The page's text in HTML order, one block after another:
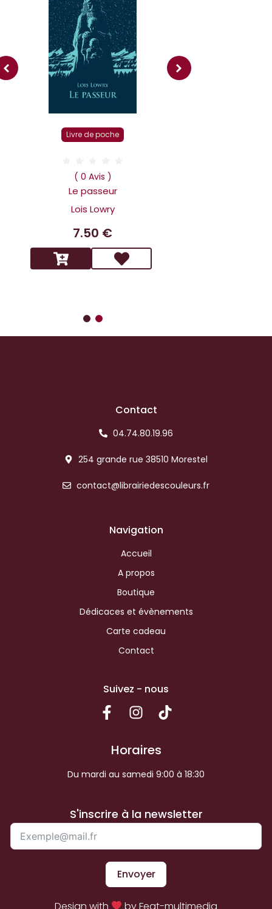
Livre de poche
( 0 Avis )
Le passeur
Lois Lowry
7.50 €
Contact
04.74.80.19.96
254 grande rue 38510 Morestel
contact@librairiedescouleurs.fr
Navigation
Accueil
A propos
Boutique
Dédicaces et évènements
Carte cadeau
Contact
Suivez - nous
Horaires
Du mardi au samedi 9:00 à 18:30
S'inscrire à la newsletter
Envoyer
Design with by Feat-multimedia